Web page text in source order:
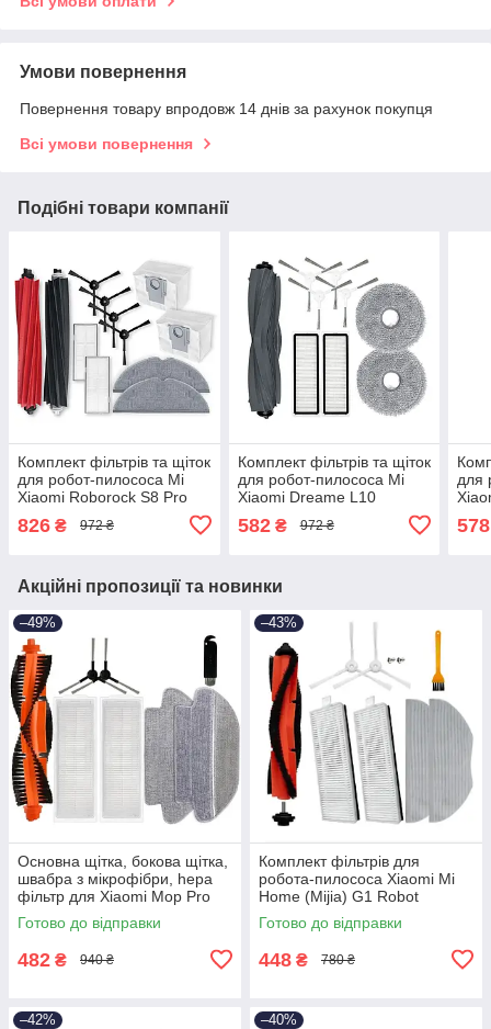
Умови повернення
Повернення товару впродовж 14 днів за рахунок покупця
Всі умови повернення
Подібні товари компанії
Комплект фільтрів та щіток
для робот-пилососа Mi
Xiaomi Roborock S8 Pro
826 ₴ 972 ₴
Комплект фільтрів та щіток
для робот-пилососа Mi
Xiaomi Dreame L10
582₴ 972 ₴
для
S10
578
Акційні пропозиції та новинки
–49%
Основна щітка, бокова щітка,
швабра з мікрофібри, hepa
фільтр для Xiaomi Mop Pro
Готово до відправки
482 ₴ 940 ₴
–43%
Комплект фільтрів для
робота-пилососа Xiaomi Mi
Home (Mijia) G1 Robot
Vacuum Mop Essential
MJSTG1
Готово до відправки
448 ₴ 780 ₴
–42% –40%